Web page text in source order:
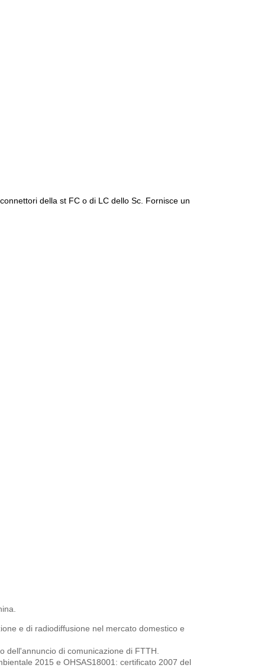
della st FC o di LC dello Sc. Fornisce un
e di radiodiffusione nel mercato domestico e
di comunicazione di FTTH.
2015 e OHSAS18001: certificato 2007 del